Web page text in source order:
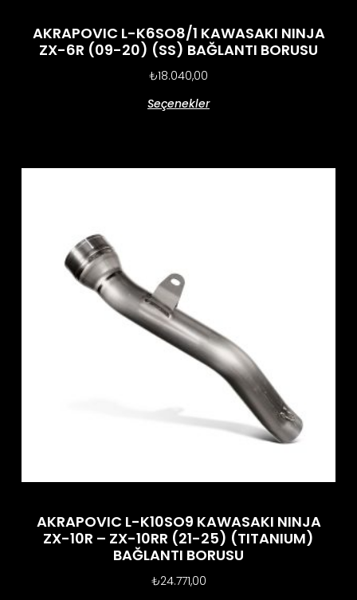
AKRAPOVIC L-K6SO8/1 KAWASAKI NINJA
ZX-6R (09-20) (SS) BAĞLANTI BORUSU
₺18.040,00
Seçenekler
AKRAPOVIC L-K10SO9 KAWASAKI NINJA
ZX-10R – ZX-10RR (21-25) (TITANIUM)
BAĞLANTI BORUSU
₺24.771,00